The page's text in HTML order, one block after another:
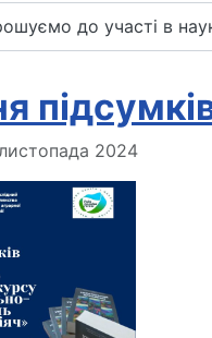
до участі в
2024